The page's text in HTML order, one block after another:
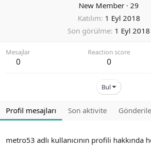
New Member · 29
Katılım 1 Eyl 2018
Son görülme 1 Eyl 2018
Mesajlar
0
Reaction score
0
Bul
Profil mesajları Son aktivite
metro53 adlı kullanıcının profili hakkında